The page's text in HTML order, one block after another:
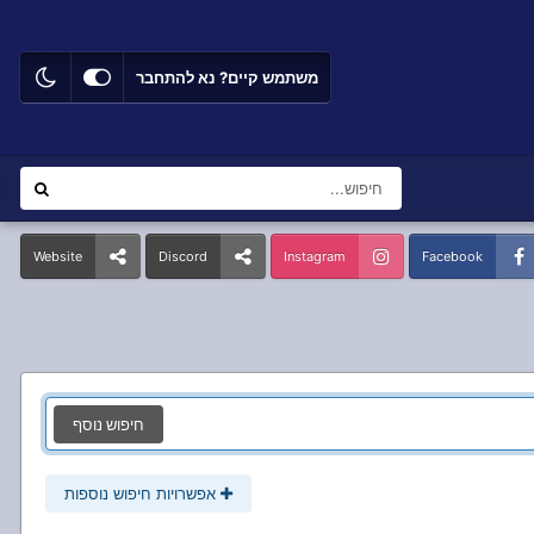
משתמש קיים? נא להתחבר
Facebook
Instagram
Discord
Website
חיפוש נוסף
אפשרויות חיפוש נוספות